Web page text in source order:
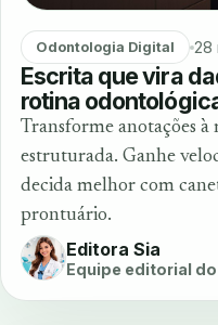
Odontologia Digital 28
Escrita que vira
rotina
Transforme anotações
estruturada. Ganhe
decida melhor com
prontuário.
Editora Sia
Equipe editorial